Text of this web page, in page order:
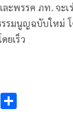
พรรค ภท. จะเ
รมนูญฉบับใหม่ โ
ยเร็ว
Li